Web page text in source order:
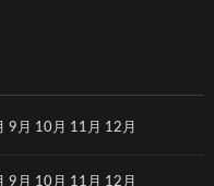
9月 10月 11月 12月
9月 10月 11月 12月